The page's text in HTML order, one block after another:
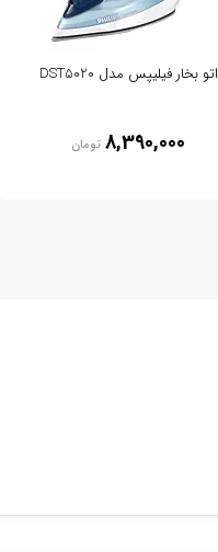
اتو بخار فیلیپس مدل DST5020
8,390,000 تومان